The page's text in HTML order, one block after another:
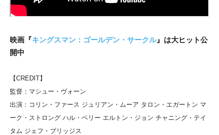
映画『キングスマン：ゴールデン・サークル』は大ヒット公
開中
【CREDIT】
監督：マシュー・ヴォーン
出演：コリン・ファース ジュリアン・ムーア タロン・エガートン マ
ーク・ストロング ハル・ベリー エルトン・ジョン チャニング・テイ
タム ジェフ・ブリッジス